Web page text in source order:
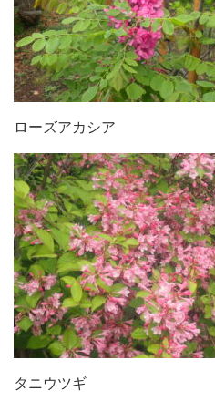
ローズアカシア
タニウツギ